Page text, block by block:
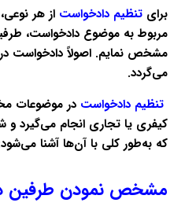
برای تنظیم دادخواستاز هر
مربوط به موضوع دادخواست،
مشخص نمایم. اصولاً دادخواست
می‌گردد.
تنظیم دادخواست در موضوعات
کیفری یا تجاری انجام می‌گیرد
که به‌طور کلی با آن‌ها آشنا
مشخص نمودن طرفین